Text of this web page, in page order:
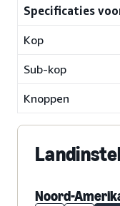
Specificaties
Kop
Sub-kop
Knoppen
Noord-